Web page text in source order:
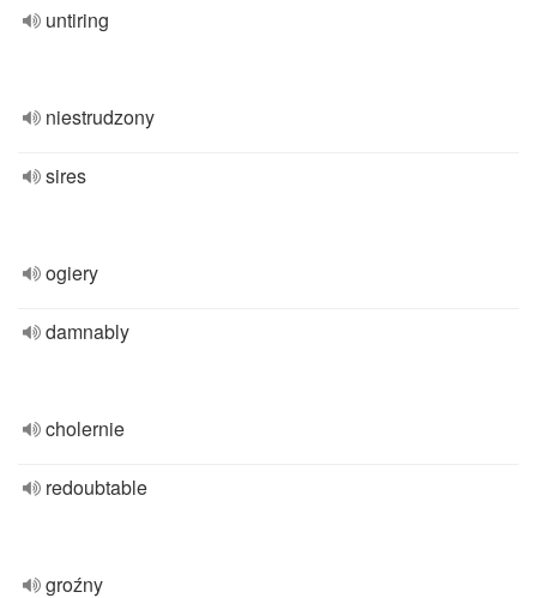
untiring
niestrudzony
sires
ogiery
damnably
cholernie
redoubtable
groźny